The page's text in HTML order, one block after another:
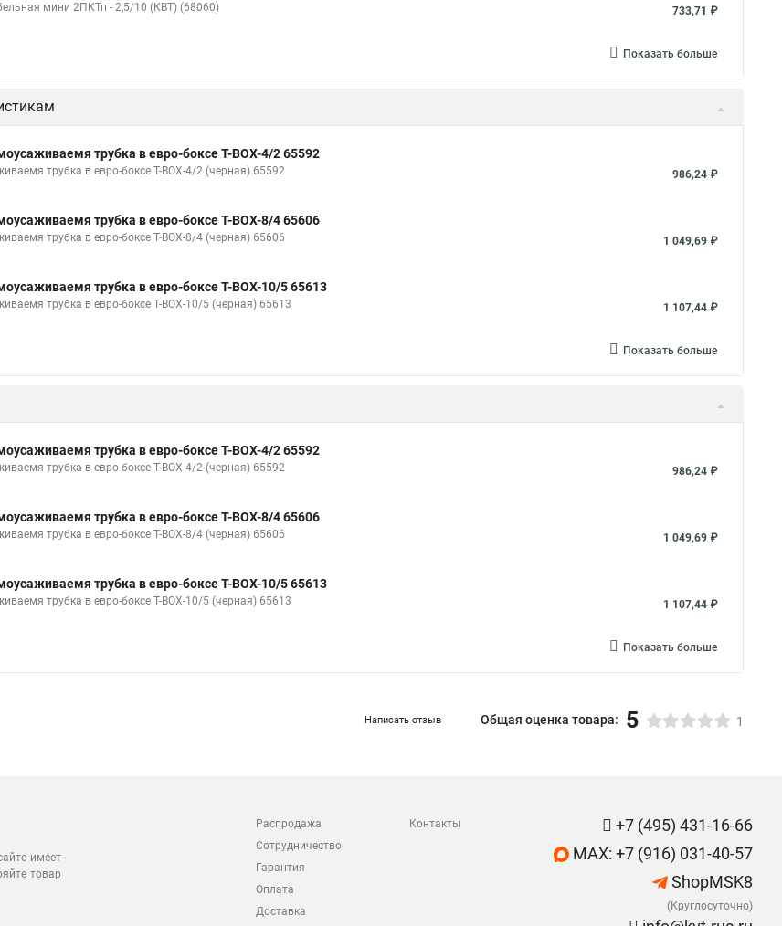
мини 2ПКТп - 2,5/10 (КВТ) (68060) 733,71 ₽
Показать больше
трубка в евро-боксе Т-BOX-4/2 65592
трубка в евро-боксе Т-BOX-4/2 (черная) 65592 986,24 ₽
трубка в евро-боксе Т-BOX-8/4 65606
трубка в евро-боксе Т-BOX-8/4 (черная) 65606 1 049,69 ₽
трубка в евро-боксе Т-BOX-10/5 65613
трубка в евро-боксе Т-BOX-10/5 (черная) 65613 1 107,44 ₽
Показать больше
трубка в евро-боксе Т-BOX-4/2 65592
трубка в евро-боксе Т-BOX-4/2 (черная) 65592 986,24 ₽
трубка в евро-боксе Т-BOX-8/4 65606
трубка в евро-боксе Т-BOX-8/4 (черная) 65606 1 049,69 ₽
трубка в евро-боксе Т-BOX-10/5 65613
трубка в евро-боксе Т-BOX-10/5 (черная) 65613 1 107,44 ₽
Показать больше
Написать отзыв Общая оценка товара: 5 1
имеет
товар
Распродажа
Сотрудничество
Гарантия
Оплата
Доставка
Контакты
+7 (495) 431-16-66
MAX: +7 (916) 031-40-57
ShopMSK8
(Круглосуточно)